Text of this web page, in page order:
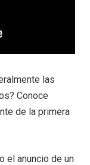
las
Conoce
de la primera
el anuncio de un